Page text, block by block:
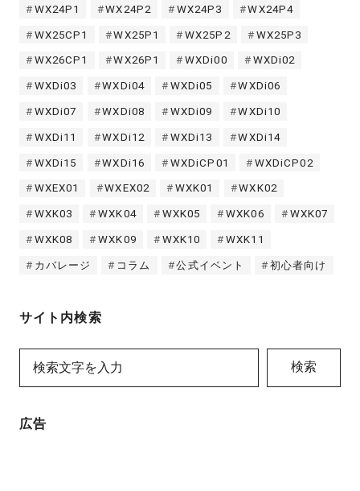
WX24P1 WX24P2 WX24P3 WX24P4
WX25CP1 WX25P1 WX25P2 WX25P3
WX26CP1 WX26P1 WXDi00 WXDi02
WXDi03 WXDi04 WXDi05 WXDi06
WXDi07 WXDi08 WXDi09 WXDi10
WXDi11 WXDi12 WXDi13 WXDi14
WXDi15 WXDi16 WXDiCP01 WXDiCP02
WXEX01 WXEX02 WXK01 WXK02
WXK03 WXK04 WXK05 WXK06 WXK07
WXK08 WXK09 WXK10 WXK11
カバレージ コラム 公式イベント 初心者向け
サイト内検索
検索
広告